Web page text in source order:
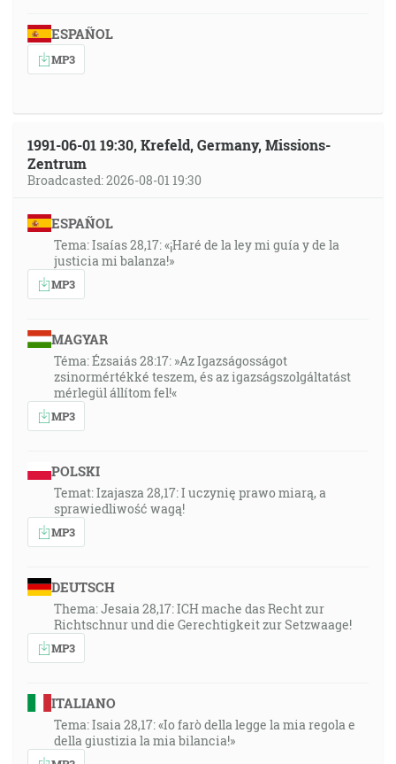
ESPAÑOL
MP3
1991-06-01 19:30, Krefeld, Germany, Missions-
Zentrum
Broadcasted: 2026-08-01 19:30
ESPAÑOL
Tema: Isaías 28,17: «¡Haré de la ley mi guía y de la
justicia mi balanza!»
MP3
MAGYAR
Téma: Ézsaiás 28:17: »Az Igazságosságot
zsinormértékké teszem, és az igazságszolgáltatást
mérlegül állítom fel!«
MP3
POLSKI
Temat: Izajasza 28,17: I uczynię prawo miarą, a
sprawiedliwość wagą!
MP3
DEUTSCH
Thema: Jesaia 28,17: ICH mache das Recht zur
Richtschnur und die Gerechtigkeit zur Setzwaage!
MP3
ITALIANO
Tema: Isaia 28,17: «Io farò della legge la mia regola e
della giustizia la mia bilancia!»